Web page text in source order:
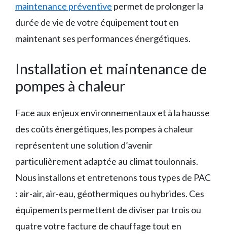
maintenance préventive permet de prolonger la
durée de vie de votre équipement tout en
maintenant ses performances énergétiques.
Installation et maintenance de
pompes à chaleur
Face aux enjeux environnementaux et à la hausse
des coûts énergétiques, les pompes à chaleur
représentent une solution d’avenir
particulièrement adaptée au climat toulonnais.
Nous installons et entretenons tous types de PAC
: air-air, air-eau, géothermiques ou hybrides. Ces
équipements permettent de diviser par trois ou
quatre votre facture de chauffage tout en